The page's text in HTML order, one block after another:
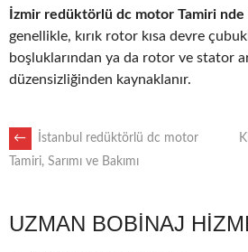
İzmir redüktörlü dc motor Tamiri nde
genellikle, kırık rotor kısa devre
boşluklarından ya da rotor ve stator
düzensizliğinden kaynaklanır.
POST
←
İstanbul redüktörlü dc motor
Tamiri, Sarımı ve Bakımı
UZMAN BOBINAJ